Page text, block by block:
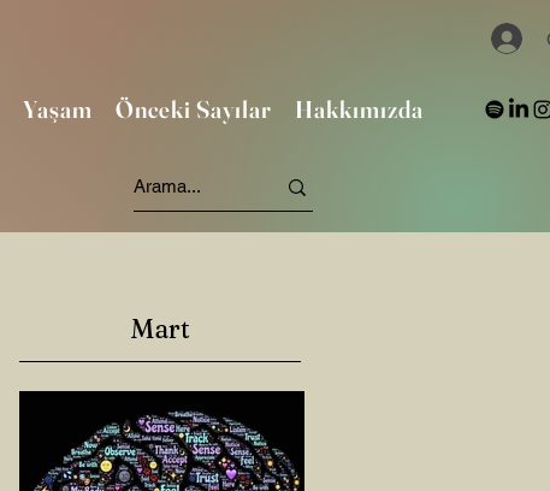
Yaşam Önceki Sayılar Hakkımızda
Mart